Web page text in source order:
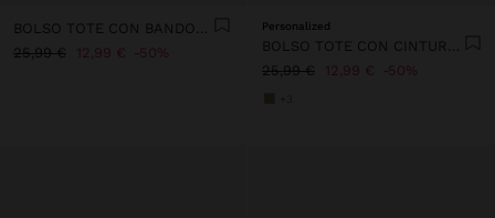
BOLSO TOTE CON BANDOLERA S
25,99 €
12,99 € 50%
Personalized
BOLSO TOTE CON CINTURÓN Y COLGANTE
25,99 €
12,99 € 50%